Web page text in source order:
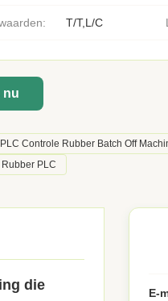
T/T,L/C
nu
PLC Controle Rubber Batch Off
PLC
die
E-